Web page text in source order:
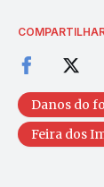
Danos do
Feira dos